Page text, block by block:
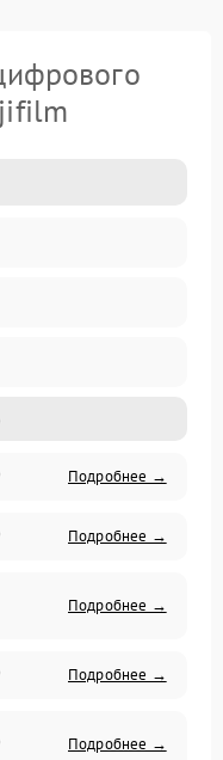
Подробнее →
Подробнее →
Подробнее →
Подробнее →
Подробнее →